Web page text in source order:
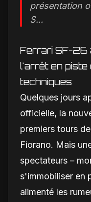
présentation
S...
Ferrari SF-26
l'arrêt en piste
techniques
Quelques jours
officielle, la
premiers tours
Fiorano. Mais
spectateurs –
s'immobiliser en
alimenté les